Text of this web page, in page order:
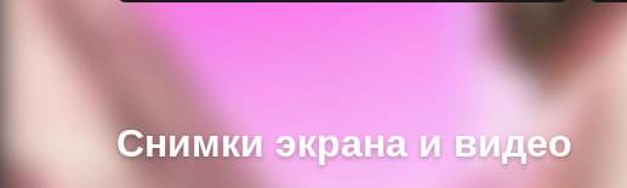
Снимки экрана и видео